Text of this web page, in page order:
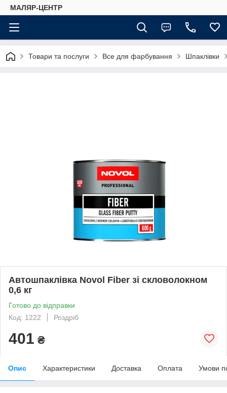
МАЛЯР-ЦЕНТР
Товари та послуги Все для фарбування Шпаклівки
Автошпаклівка Novol Fiber зі скловолокном
0,6 кг
Готово до відправки
Код: 1222
Роздріб
401 ₴
Опис Характеристики Доставка Оплата Умови